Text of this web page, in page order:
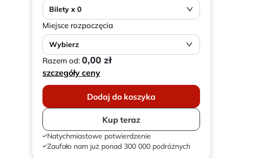
Bilety x 0
Miejsce rozpoczęcia
Wybierz
Razem od: 0,00 zł
szczegóły ceny
Dodaj do koszyka
Kup teraz
Natychmiastowe potwierdzenie
Zaufało nam już ponad 300 000 podróżnych